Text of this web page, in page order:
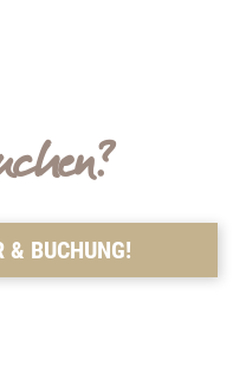
& BUCHUNG!